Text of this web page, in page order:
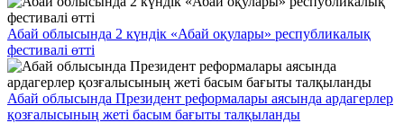
Абай облысында 2 күндік «Абай оқулары» республикалық
фестивалі өтті
Абай облысында Президент реформалары аясында ардагерлер
қозғалысының жеті басым бағыты талқыланды